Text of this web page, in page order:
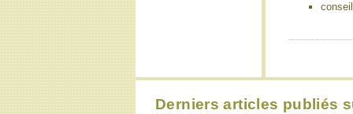
Derniers articles publiés